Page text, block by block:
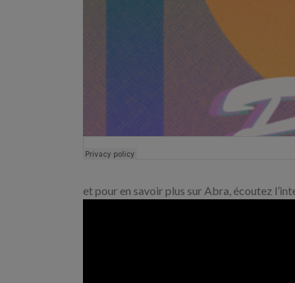
et pour en savoir plus sur Abra, écoutez